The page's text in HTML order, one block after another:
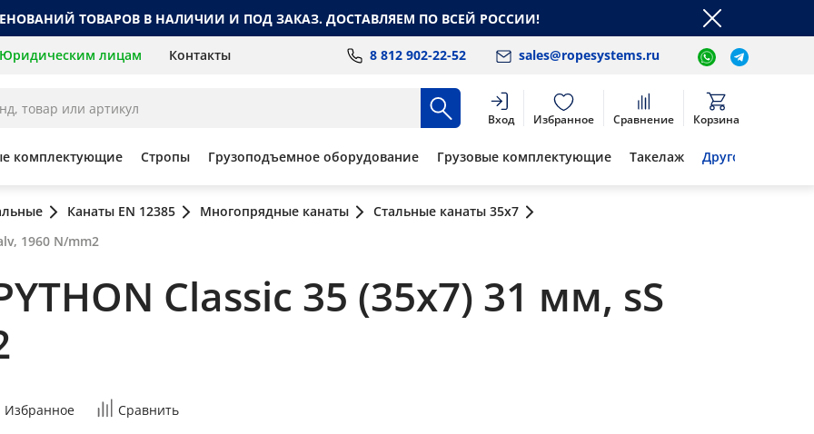
ТОВАРОВ В НАЛИЧИИ И ПОД ЗАКАЗ. ДОСТАВЛЯЕМ ПО ВСЕЙ РОССИИ!
Юридическим лицам Контакты 8 812 902-22-52 sales@ropesystems.ru
Вход Избранное Сравнение Корзина
комплектующие Стропы Грузоподъемное оборудование Грузовые комплектующие Такелаж Другое
Канаты EN 12385 Многопрядные канаты
Стальные канаты 35x7
1960 N/mm2
Classic 35 (35x7) 31 мм, sS
Избранное Сравнить